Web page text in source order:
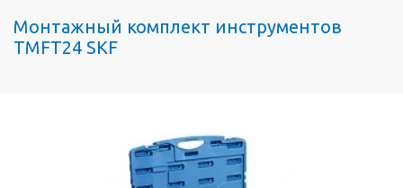
Монтажный комплект инструментов
TMFT24 SKF